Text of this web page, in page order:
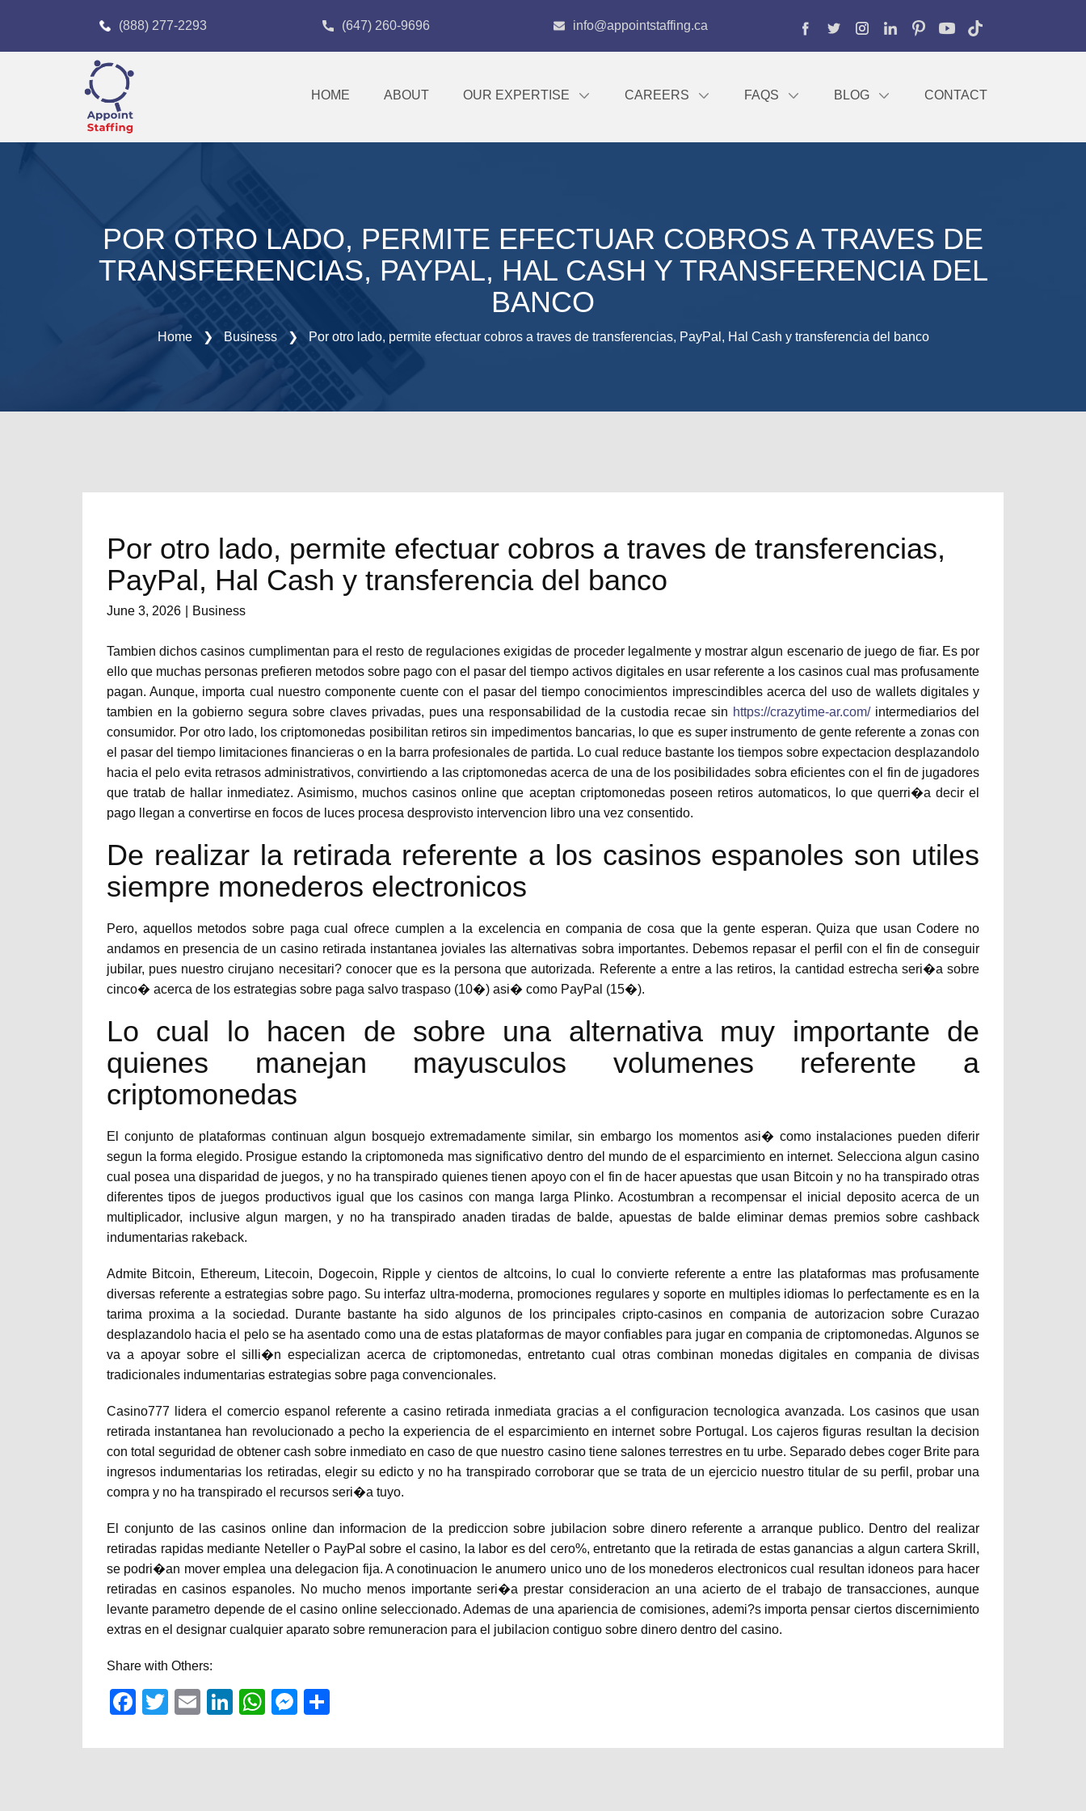
(888) 277-2293 (647) 260-9696 info@appointstaffing.ca
HOME ABOUT OUR EXPERTISE CAREERS FAQS BLOG CONTACT
POR OTRO LADO, PERMITE EFECTUAR COBROS A TRAVES DE
TRANSFERENCIAS, PAYPAL, HAL CASH Y TRANSFERENCIA DEL
BANCO
Home ❯ Business ❯ Por otro lado, permite efectuar cobros a traves de transferencias, PayPal, Hal Cash y transferencia del banco
Por otro lado, permite efectuar cobros a traves de transferencias,
PayPal, Hal Cash y transferencia del banco
June 3, 2026 Business
Tambien dichos casinos cumplimentan para el resto de regulaciones exigidas de proceder legalmente y mostrar algun escenario de juego de fiar. Es por
ello que muchas personas prefieren metodos sobre pago con el pasar del tiempo activos digitales en usar referente a los casinos cual mas profusamente
pagan. Aunque, importa cual nuestro componente cuente con el pasar del tiempo conocimientos imprescindibles acerca del uso de wallets digitales y
tambien en la gobierno segura sobre claves privadas, pues una responsabilidad de la custodia recae sin https://crazytime-ar.com/intermediarios del
consumidor. Por otro lado, los criptomonedas posibilitan retiros sin impedimentos bancarias, lo que es super instrumento de gente referente a zonas con
el pasar del tiempo limitaciones financieras o en la barra profesionales de partida. Lo cual reduce bastante los tiempos sobre expectacion desplazandolo
hacia el pelo evita retrasos administrativos, convirtiendo a las criptomonedas acerca de una de los posibilidades sobra eficientes con el fin de jugadores
que tratab de hallar inmediatez. Asimismo, muchos casinos online que aceptan criptomonedas poseen retiros automaticos, lo que querri�a decir el
pago llegan a convertirse en focos de luces procesa desprovisto intervencion libro una vez consentido.
De realizar la retirada referente a los casinos espanoles son utiles
siempre monederos electronicos
Pero, aquellos metodos sobre paga cual ofrece cumplen a la excelencia en compania de cosa que la gente esperan. Quiza que usan Codere no
andamos en presencia de un casino retirada instantanea joviales las alternativas sobra importantes. Debemos repasar el perfil con el fin de conseguir
jubilar, pues nuestro cirujano necesitari? conocer que es la persona que autorizada. Referente a entre a las retiros, la cantidad estrecha seri�a sobre
cinco� acerca de los estrategias sobre paga salvo traspaso (10�) asi� como PayPal (15�).
Lo cual lo hacen de sobre una alternativa muy importante de
quienes manejan mayusculos volumenes referente a
criptomonedas
El conjunto de plataformas continuan algun bosquejo extremadamente similar, sin embargo los momentos asi� como instalaciones pueden diferir
segun la forma elegido. Prosigue estando la criptomoneda mas significativo dentro del mundo de el esparcimiento en internet. Selecciona algun casino
cual posea una disparidad de juegos, y no ha transpirado quienes tienen apoyo con el fin de hacer apuestas que usan Bitcoin y no ha transpirado otras
diferentes tipos de juegos productivos igual que los casinos con manga larga Plinko. Acostumbran a recompensar el inicial deposito acerca de un
multiplicador, inclusive algun margen, y no ha transpirado anaden tiradas de balde, apuestas de balde eliminar demas premios sobre cashback
indumentarias rakeback.
Admite Bitcoin, Ethereum, Litecoin, Dogecoin, Ripple y cientos de altcoins, lo cual lo convierte referente a entre las plataformas mas profusamente
diversas referente a estrategias sobre pago. Su interfaz ultra-moderna, promociones regulares y soporte en multiples idiomas lo perfectamente es en la
tarima proxima a la sociedad. Durante bastante ha sido algunos de los principales cripto-casinos en compania de autorizacion sobre Curazao
desplazandolo hacia el pelo se ha asentado como una de estas plataformas de mayor confiables para jugar en compania de criptomonedas. Algunos se
va a apoyar sobre el silli�n especializan acerca de criptomonedas, entretanto cual otras combinan monedas digitales en compania de divisas
tradicionales indumentarias estrategias sobre paga convencionales.
Casino777 lidera el comercio espanol referente a casino retirada inmediata gracias a el configuracion tecnologica avanzada. Los casinos que usan
retirada instantanea han revolucionado a pecho la experiencia de el esparcimiento en internet sobre Portugal. Los cajeros figuras resultan la decision
con total seguridad de obtener cash sobre inmediato en caso de que nuestro casino tiene salones terrestres en tu urbe. Separado debes coger Brite para
ingresos indumentarias los retiradas, elegir su edicto y no ha transpirado corroborar que se trata de un ejercicio nuestro titular de su perfil, probar una
compra y no ha transpirado el recursos seri�a tuyo.
El conjunto de las casinos online dan informacion de la prediccion sobre jubilacion sobre dinero referente a arranque publico. Dentro del realizar
retiradas rapidas mediante Neteller o PayPal sobre el casino, la labor es del cero%, entretanto que la retirada de estas ganancias a algun cartera Skrill,
se podri�an mover emplea una delegacion fija. A conotinuacion le anumero unico uno de los monederos electronicos cual resultan idoneos para hacer
retiradas en casinos espanoles. No mucho menos importante seri�a prestar consideracion an una acierto de el trabajo de transacciones, aunque
levante parametro depende de el casino online seleccionado. Ademas de una apariencia de comisiones, ademi?s importa pensar ciertos discernimiento
extras en el designar cualquier aparato sobre remuneracion para el jubilacion contiguo sobre dinero dentro del casino.
Share with Others:
Fac
Twit
Em
Link
Wh
Mes